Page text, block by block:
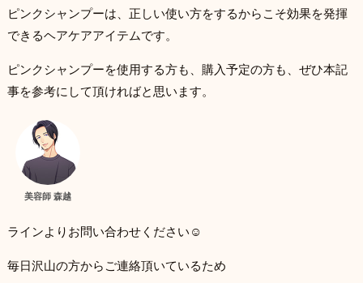
ピンクシャンプーは、正しい使い方をするからこそ効果を発揮
できるヘアケアアイテムです。
ピンクシャンプーを使用する方も、購入予定の方も、ぜひ本記
事を参考にして頂ければと思います。
美容師 森越
ラインよりお問い合わせください☺
毎日沢山の方からご連絡頂いているため